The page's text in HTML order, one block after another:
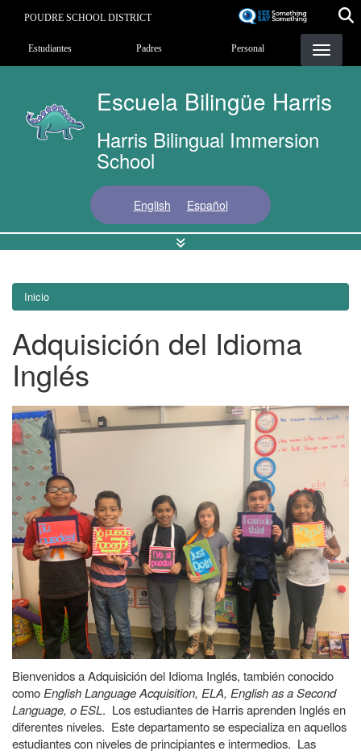
principal
POUDRE SCHOOL DISTRICT
Landing Page Menu
Estudiantes Padres Personal
Escuela Bilingüe Harris
Harris Bilingual Immersion
School
English Español
Inicio
Adquisición del Idioma
Inglés
Bienvenidos a Adquisición del Idioma Inglés, también conocido
como English Language Acquisition, ELA, English as a Second
Language, o ESL. Los estudiantes de Harris aprenden Inglés en
diferentes niveles. Este departamento se especializa en aquellos
estudiantes con niveles de principiantes e intermedios. Las